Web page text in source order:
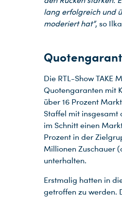
lang erfolgreich und
moderiert hat”, so
Die RTL-Show TAKE
Quotengaranten mit
über 16 Prozent
Staffel mit insgesamt
im Schnitt einen
Prozent in der
Millionen Zuschauer
unterhalten.
Erstmalig hatten in
getroffen zu werden.